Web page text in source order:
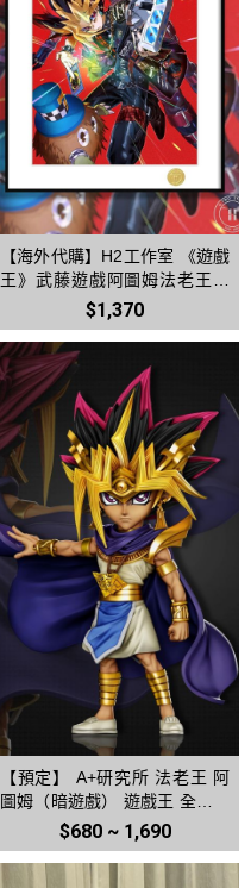
【海外代購】H2工作室 《遊戲
王》武藤遊戲阿圖姆法老王暗
$1,370
【預定】 A+研究所 法老王 阿
圖姆（暗遊戲） 遊戲王 全明星
第二十二彈$680 ~ 1,690